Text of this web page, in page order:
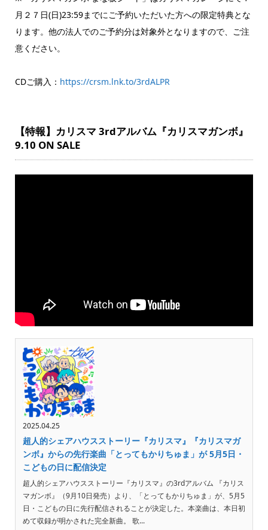
月２７日(日)23:59までにご予約いただいた方への限定特典とな
ります。他の法人でのご予約分は対象外となりますので、ご注
意ください。
CDご購入： https://crsm.lnk.to/3rdALPR
【特報】カリスマ 3rdアルバム『カリスマガンボ』
9.10 ON SALE
2025.04.25
超人的シェアハウスストーリー『カリスマ』『カリスマガ
ンボ』からの先行楽曲「とってもかりちゅま」が 5月5日・
こどもの日に配信決定
超人的シェアハウスストーリー『カリスマ』の3rdアルバム 『カリス
マガンボ』（9月10日発売）より、「とってもかりちゅま」が、5月5
日・こどもの日に先行配信されることが決定した。本楽曲は、本日初
めて収録が明かされた完全新曲。 歌...